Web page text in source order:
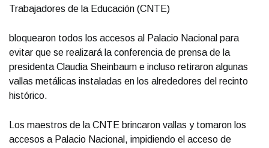
Trabajadores de la Educación (CNTE)
bloquearon todos los accesos al Palacio Nacional para
evitar que se realizará la conferencia de prensa de la
presidenta Claudia Sheinbaum e incluso retiraron algunas
vallas metálicas instaladas en los alrededores del recinto
histórico.
Los maestros de la CNTE brincaron vallas y tomaron los
accesos a Palacio Nacional, impidiendo el acceso de